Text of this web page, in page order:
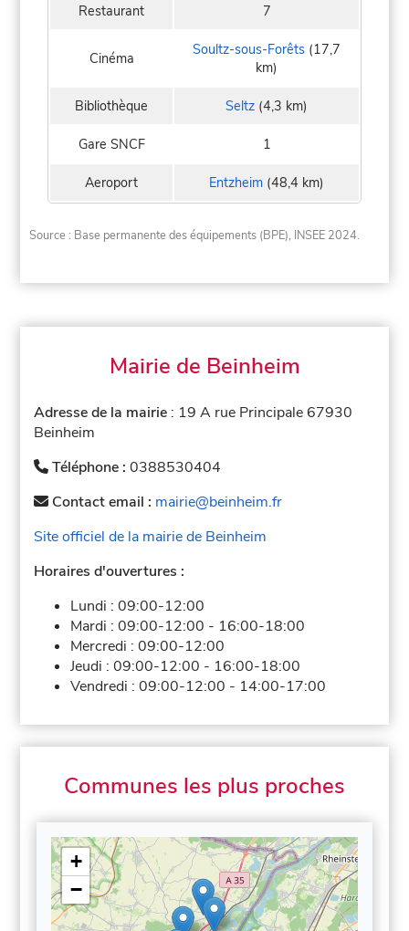
Restaurant 7
Cinéma Soultz-sous-Forêts (17,7
km)
Bibliothèque Seltz (4,3 km)
Gare SNCF 1
Aeroport Entzheim (48,4 km)
Source : Base permanente des équipements (BPE), INSEE 2024.
Mairie de Beinheim
Adresse de la mairie : 19 A rue Principale 67930
Beinheim
Téléphone :0388530404
Contact email : mairie@beinheim.fr
Site officiel de la mairie de Beinheim
Horaires d'ouvertures :
Lundi :09:00-12:00
Mardi :09:00-12:00 - 16:00-18:00
Mercredi :09:00-12:00
Jeudi :09:00-12:00 - 16:00-18:00
Vendredi :09:00-12:00 - 14:00-17:00
Communes les plus proches
+
−